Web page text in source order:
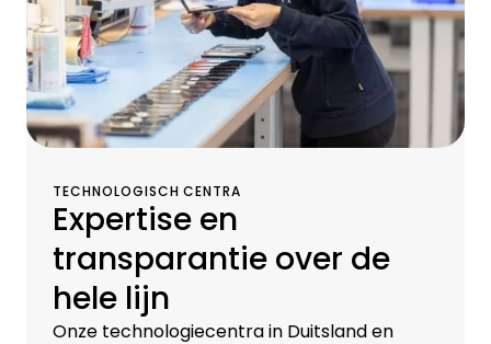
TECHNOLOGISCH CENTRA
Expertise en
transparantie over de
hele lijn
Onze technologiecentra in Duitsland en